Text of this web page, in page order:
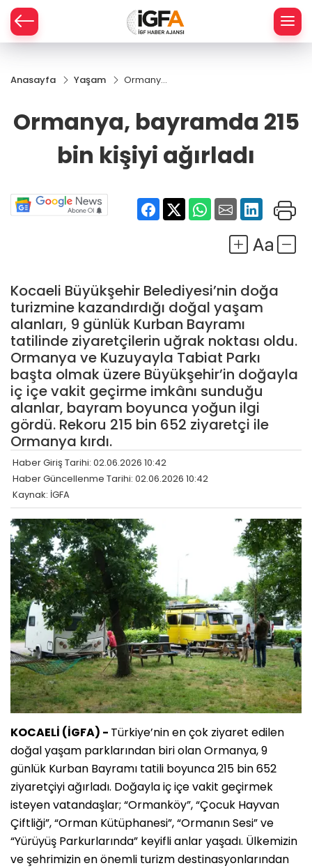
Anasayfa Yaşam
Ormanya,
kişiyi
ağırladı
Ormanya, bayramda 215
bin kişiyi ağırladı
Kocaeli Büyükşehir Belediyesi’nin doğa
turizmine kazandırdığı doğal yaşam
alanları, 9 günlük Kurban Bayramı
tatilinde ziyaretçilerin uğrak noktası oldu.
Ormanya ve Kuzuyayla Tabiat Parkı
başta olmak üzere Büyükşehir’in doğayla
iç içe vakit geçirme imkânı sunduğu
alanlar, bayram boyunca yoğun ilgi
gördü. Rekoru 215 bin 652 ziyaretçi ile
Ormanya kırdı.
Haber Giriş Tarihi: 02.06.2026 10:42
Haber Güncellenme Tarihi: 02.06.2026 10:42
Kaynak: İGFA
KOCAELİ (İGFA) - Türkiye’nin en çok ziyaret edilen
doğal yaşam parklarından biri olan Ormanya, 9
günlük Kurban Bayramı tatili boyunca 215 bin 652
ziyaretçiyi ağırladı. Doğayla iç içe vakit geçirmek
isteyen vatandaşlar; “Ormanköy”, “Çocuk Hayvan
Çiftliği”, “Orman Kütüphanesi”, “Ormanın Sesi” ve
“Yürüyüş Parkurlarında” keyifli anlar yaşadı. Ülkemizin
ve şehrimizin en önemli turizm destinasyonlarından